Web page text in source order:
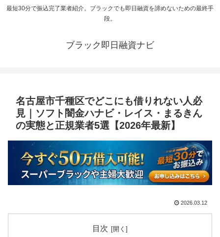
最短30分で振込完了業者紹介。ブラックでも即日融資を諦めないための最終手
段。
ブラック即日融資ナビ
名古屋市千種区でどこにも借りれない人必
見｜ソフト闇金ハナビ・レイス・まるきん
の実態と正規業者5選【2026年最新】
2026.03.12
目次